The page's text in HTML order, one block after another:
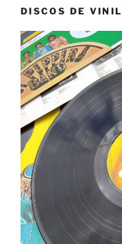
DISCOS DE